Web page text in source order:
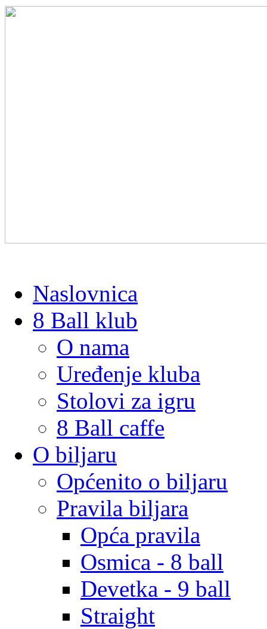
Naslovnica
8 Ball klub
O nama
Uređenje kluba
Stolovi za igru
8 Ball caffe
O biljaru
Općenito o biljaru
Pravila biljara
Opća pravila
Osmica - 8 ball
Devetka - 9 ball
Straight